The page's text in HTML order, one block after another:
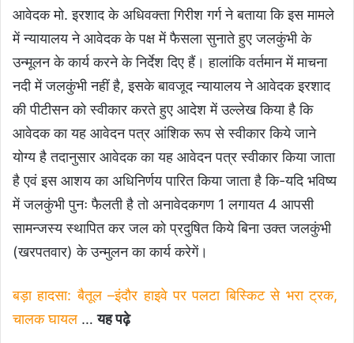
आवेदक मो. इरशाद के अधिवक्ता गिरीश गर्ग ने बताया कि इस मामले
में न्यायालय ने आवेदक के पक्ष में फैसला सुनाते हुए जलकुंभी के
उन्मूलन के कार्य करने के निर्देश दिए हैं। हालांकि वर्तमान में माचना
नदी में जलकुंभी नहीं है, इसके बावजूद न्यायालय ने आवेदक इरशाद
की पीटीसन को स्वीकार करते हुए आदेश में उल्लेख किया है कि
आवेदक का यह आवेदन पत्र आंशिक रूप से स्वीकार किये जाने
योग्य है तदानुसार आवेदक का यह आवेदन पत्र स्वीकार किया जाता
है एवं इस आशय का अधिनिर्णय पारित किया जाता है कि-यदि भविष्य
में जलकुंभी पुनः फैलती है तो अनावेदकगण 1 लगायत 4 आपसी
सामन्जस्य स्थापित कर जल को प्रदुषित किये बिना उक्त जलकुंभी
(खरपतवार) के उन्मुलन का कार्य करेगें।
बड़ा हादसा: बैतूल –इंदौर हाइवे पर पलटा बिस्किट से भरा ट्रक,
चालक घायल …यह पढ़े